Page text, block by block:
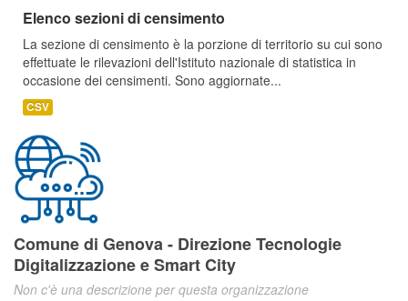
Elenco sezioni di censimento
La sezione di censimento è la porzione di territorio su cui sono
effettuate le rilevazioni dell'Istituto nazionale di statistica in
occasione dei censimenti. Sono aggiornate...
CSV
Comune di Genova - Direzione Tecnologie
Digitalizzazione e Smart City
Non c'è una descrizione per questa organizzazione